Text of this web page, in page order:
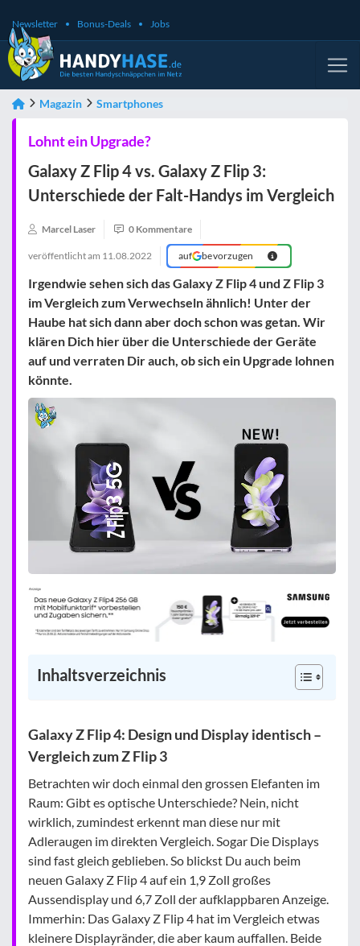
Newsletter Bonus-Deals Jobs
Magazin Smartphones
Lohnt ein Upgrade?
Galaxy Z Flip 4 vs. Galaxy Z Flip 3:
Unterschiede der Falt-Handys im Vergleich
Marcel Laser 0 Kommentare
veröffentlicht am 11.08.2022 auf bevorzugen
Irgendwie sehen sich das Galaxy Z Flip 4 und Z Flip 3
im Vergleich zum Verwechseln ähnlich! Unter der
Haube hat sich dann aber doch schon was getan. Wir
klären Dich hier über die Unterschiede der Geräte
auf und verraten Dir auch, ob sich ein Upgrade lohnen
könnte.
Inhaltsverzeichnis
Galaxy Z Flip 4: Design und Display identisch –
Vergleich zum Z Flip 3
Betrachten wir doch einmal den grossen Elefanten im
Raum: Gibt es optische Unterschiede? Nein, nicht
wirklich, zumindest erkennt man diese nur mit
Adleraugen im direkten Vergleich. Sogar Die Displays
sind fast gleich geblieben. So blickst Du auch beim
neuen Galaxy Z Flip 4 auf ein 1,9 Zoll großes
Aussendisplay und 6,7 Zoll der aufklappbaren Anzeige.
Immerhin: Das Galaxy Z Flip 4 hat im Vergleich etwas
kleinere Displayränder, die aber kaum auffallen. Beide